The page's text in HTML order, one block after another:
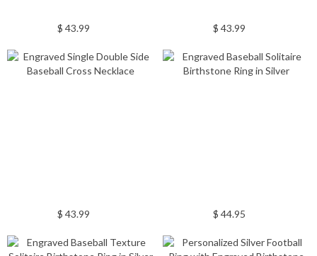
$ 43.99 $ 43.99
$ 43.99 $ 44.95